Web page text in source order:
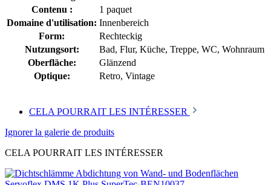
Contenu :
1 paquet
Domaine d'utilisation: Innenbereich
Form:
Rechteckig
Nutzungsort:
Bad, Flur, Küche, Treppe, WC, Wohnraum
Oberfläche:
Glänzend
Optique:
Retro, Vintage
CELA POURRAIT LES INTÉRESSER
Ignorer la galerie de produits
CELA POURRAIT LES INTÉRESSER